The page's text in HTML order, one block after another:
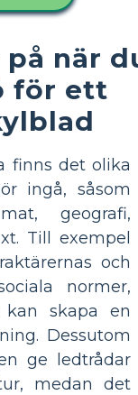
när
för ett
finns det olika
ingå, såsom
geografi,
Till exempel
och
normer,
skapa en
Dessutom
ge ledtrådar
medan det